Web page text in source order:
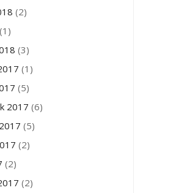
(2)
(1)
(3)
(1)
(5)
2017 (6)
(5)
(2)
(2)
(2)